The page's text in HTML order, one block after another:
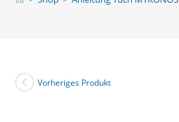
Vorheriges Produkt